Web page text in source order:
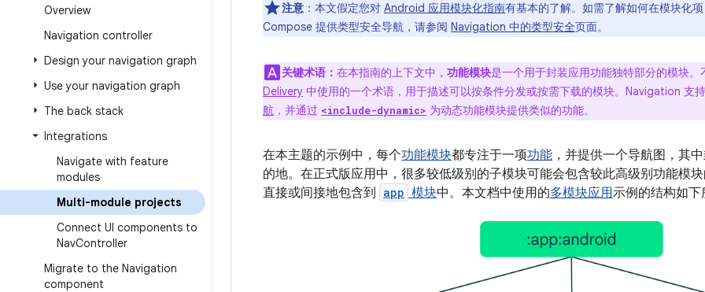
Overview
Navigation controller
Design your navigation graph
Use your navigation graph
The back stack
Integrations
Navigate with feature
modules
Multi-module projects
Connect UI components to
NavController
Migrate to the Navigation
component
注意 ：本文假定您对 Android 应用模块化指南有基本的了解。如需了解如何在模块化
Compose 提供类型安全导航，请参阅 Navigation 中的类型安全页面。
关键术语： 在本指南的上下文中， 功能模块是一个用于封装应用功能独特部分的模块。
Delivery 中使用的一个术语，用于描述可以按条件分发或按需下载的模块。Navigation 支持
航 ，并通过 <include-dynamic> 为动态功能模块提供类似的功能。
在本主题的示例中，每个功能模块都专注于一项功能 ，并提供一个导航图，其
的地。在正式版应用中，很多较低级别的子模块可能会包含较此高级别功能模
直接或间接地包含到
app 模块中。本文档中使用的多模块应用示例的结构如下